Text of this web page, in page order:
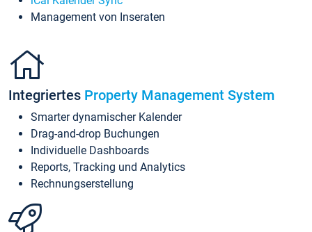
Management von Inseraten
Integriertes Property Management System
Smarter dynamischer Kalender
Drag-and-drop Buchungen
Individuelle Dashboards
Reports, Tracking und Analytics
Rechnungserstellung